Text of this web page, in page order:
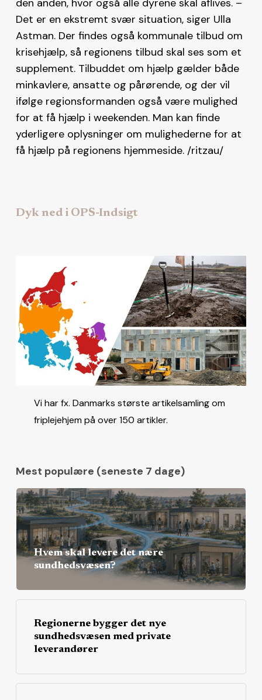
den anden, hvor også alle dyrene skal aflives. –
Det er en ekstremt svær situation, siger Ulla
Astman. Der findes også kommunale tilbud om
krisehjælp, så regionens tilbud skal ses som et
supplement. Tilbuddet om hjælp gælder både
minkavlere, ansatte og pårørende, og der vil
ifølge regionsformanden også være mulighed
for at få hjælp i weekenden. Man kan finde
yderligere oplysninger om mulighederne for at
få hjælp på regionens hjemmeside. /ritzau/
Dyk ned i OPS-Indsigt
Vi har fx. Danmarks største artikelsamling om
friplejehjem på over 150 artikler.
Mest populære (seneste 7 dage)
Hvem skal levere det nære
sundhedsvæsen?
Regionerne bygger det nye
sundhedsvæsen med private
leverandører